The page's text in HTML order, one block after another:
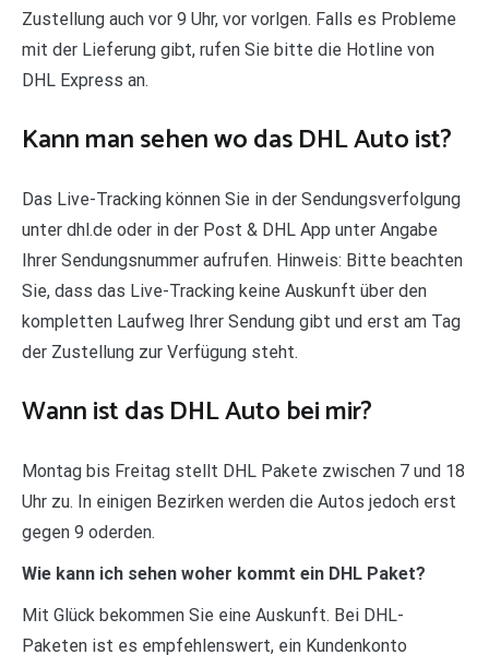
Zustellung auch vor 9 Uhr, vor vorlgen. Falls es Probleme
mit der Lieferung gibt, rufen Sie bitte die Hotline von
DHL Express an.
Kann man sehen wo das DHL Auto ist?
Das Live-Tracking können Sie in der Sendungsverfolgung
unter dhl.de oder in der Post & DHL App unter Angabe
Ihrer Sendungsnummer aufrufen. Hinweis: Bitte beachten
Sie, dass das Live-Tracking keine Auskunft über den
kompletten Laufweg Ihrer Sendung gibt und erst am Tag
der Zustellung zur Verfügung steht.
Wann ist das DHL Auto bei mir?
Montag bis Freitag stellt DHL Pakete zwischen 7 und 18
Uhr zu. In einigen Bezirken werden die Autos jedoch erst
gegen 9 oderden.
Wie kann ich sehen woher kommt ein DHL Paket?
Mit Glück bekommen Sie eine Auskunft. Bei DHL-
Paketen ist es empfehlenswert, ein Kundenkonto